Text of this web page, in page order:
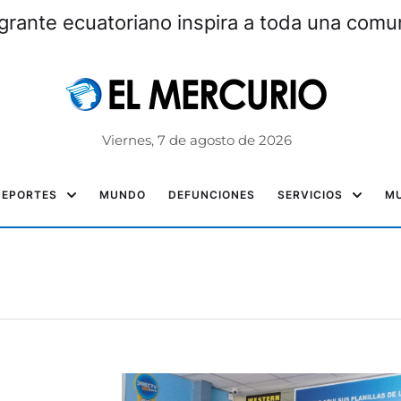
ecuatoriano inspira a toda una
Viernes, 7 de agosto de 2026
MUNDO DEFUNCIONES SERVICIOS